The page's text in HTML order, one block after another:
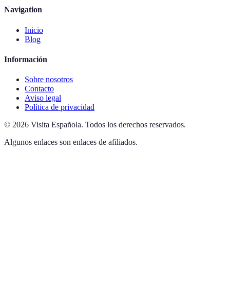
Navigation
Inicio
Blog
Información
Sobre nosotros
Contacto
Aviso legal
Política de privacidad
© 2026 Visita Española. Todos los derechos reservados.
Algunos enlaces son enlaces de afiliados.